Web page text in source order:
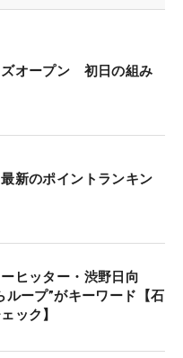
ズオープン 初日の組み
新のポイントランキン
ヒッター・渋野日向
ープ”がキーワード【石
ック】